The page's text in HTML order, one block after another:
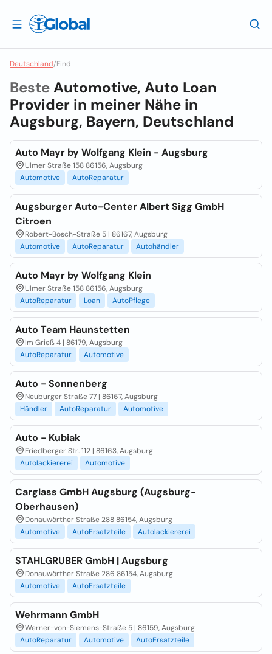
Deutschland/Find
BesteAutomotive, Auto Loan
Provider in meiner Nähe in
Augsburg, Bayern, Deutschland
Auto Mayr by Wolfgang Klein - Augsburg
Ulmer Straße 158 86156, Augsburg
Automotive
AutoReparatur
Augsburger Auto-Center Albert Sigg GmbH
Citroen
Robert-Bosch-Straße 5 | 86167, Augsburg
Automotive
AutoReparatur Autohändler
Auto Mayr by Wolfgang Klein
Ulmer Straße 158 86156, Augsburg
AutoReparatur
Loan AutoPflege
Auto Team Haunstetten
Im Grieß 4 | 86179, Augsburg
AutoReparatur
Automotive
Auto - Sonnenberg
Neuburger Straße 77 | 86167, Augsburg
Händler
AutoReparatur Automotive
Auto - Kubiak
Friedberger Str. 112 | 86163, Augsburg
Autolackiererei
Automotive
Carglass GmbH Augsburg (Augsburg-
Oberhausen)
Donauwörther Straße 288 86154, Augsburg
Automotive
AutoErsatzteile Autolackiererei
STAHLGRUBER GmbH | Augsburg
Donauwörther Straße 286 86154, Augsburg
Automotive
AutoErsatzteile
Wehrmann GmbH
Werner-von-Siemens-Straße 5 | 86159, Augsburg
AutoReparatur
Automotive AutoErsatzteile